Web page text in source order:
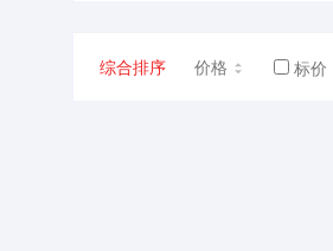
综合排序 价格 标价